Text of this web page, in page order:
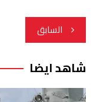
تصفّح
المقالات
السابق
شاهد ايضا